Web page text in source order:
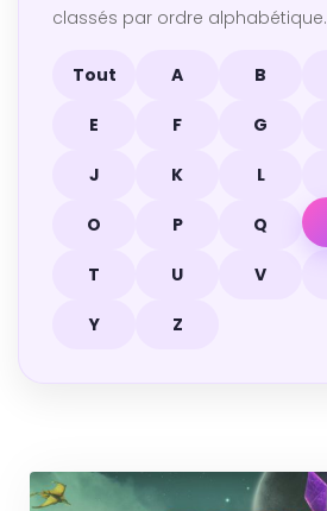
classés par ordre alphabétique.
Tout A B
E F G
J K L
O P Q
T U V
Y Z